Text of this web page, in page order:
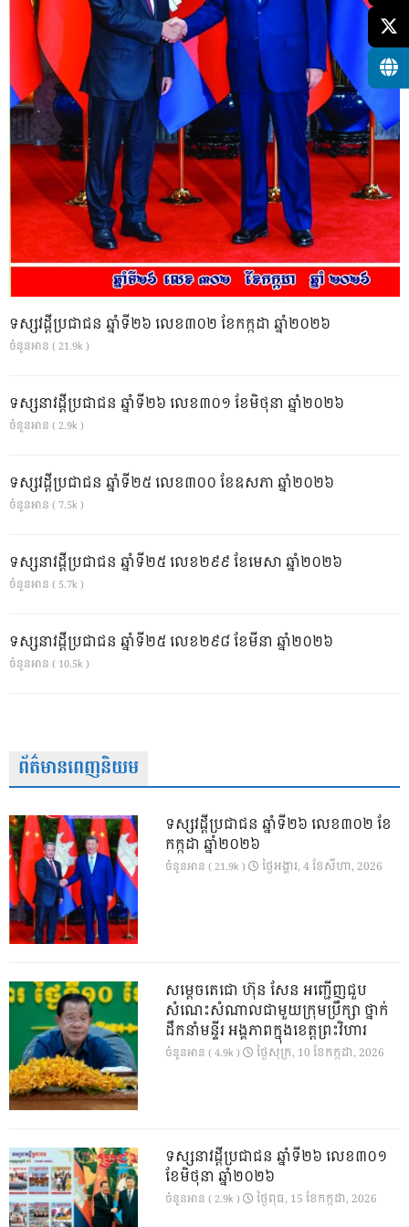
ទស្សវដ្តីប្រជាជន ឆ្នាំទី២៦ លេខ៣០២ ខែកក្កដា ឆ្នាំ២០២៦
ចំនួនអាន ( 21.9k )
ទស្សនាវដ្ដីប្រជាជន ឆ្នាំទី២៦ លេខ៣០១ ខែមិថុនា ឆ្នាំ២០២៦
ចំនួនអាន ( 2.9k )
ទស្សវដ្តីប្រជាជន ឆ្នាំទី២៥ លេខ៣០០ ខែឧសភា ឆ្នាំ២០២៦
ចំនួនអាន ( 7.5k )
ទស្សនាវដ្ដីប្រជាជន ឆ្នាំទី២៥ លេខ២៩៩ ខែមេសា ឆ្នាំ២០២៦
ចំនួនអាន ( 5.7k )
ទស្សនាវដ្ដីប្រជាជន ឆ្នាំទី២៥ លេខ២៩៨ ខែមីនា ឆ្នាំ២០២៦
ចំនួនអាន ( 10.5k )
ព័ត៌មានពេញនិយម
ទស្សវដ្តីប្រជាជន ឆ្នាំទី២៦ លេខ៣០២ ខែ
កក្កដា ឆ្នាំ២០២៦
ចំនួនអាន ( 21.9k ) ថ្ងៃ​អង្គារ, 4 ខែ​សីហា, 2026
សម្តេចតេជោ ហ៊ុន សែន អញ្ជើញជួប
សំណេះសំណាលជាមួយក្រុមប្រឹក្សា ថ្នាក់
ដឹកនាំមន្ទីរ អង្គភាពក្នុងខេត្តព្រះវិហារ
ចំនួនអាន ( 4.9k ) ថ្ងៃ​សុក្រ, 10 ខែ​កក្កដា, 2026
ទស្សនាវដ្ដីប្រជាជន ឆ្នាំទី២៦ លេខ៣០១
ខែមិថុនា ឆ្នាំ២០២៦
ចំនួនអាន ( 2.9k ) ថ្ងៃ​ពុធ, 15 ខែ​កក្កដា, 2026